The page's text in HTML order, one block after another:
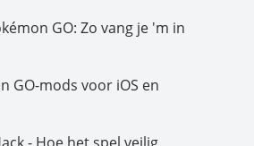
GO: Zo vang je 'm in
GO-mods voor iOS en